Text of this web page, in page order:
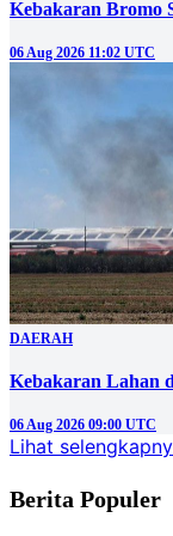
Kebakaran Bromo
06 Aug 2026 11:02 UTC
DAERAH
Kebakaran Lahan
06 Aug 2026 09:00 UTC
Lihat
Berita Populer